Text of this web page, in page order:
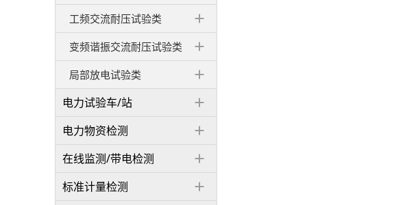
工频交流耐压试验类
变频谐振交流耐压试验类
局部放电试验类
电力试验车/站
电力物资检测
在线监测/带电检测
标准计量检测